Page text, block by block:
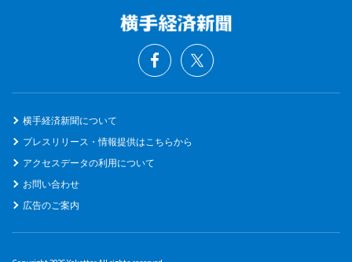
横手経済新聞について
プレスリリース・情報提供はこちらから
アクセスデータの利用について
お問い合わせ
広告のご案内